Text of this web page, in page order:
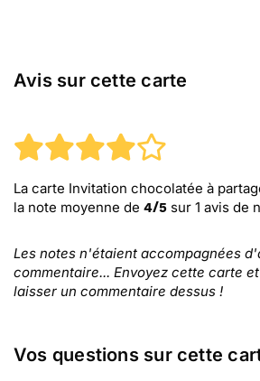
Avis sur cette carte
La carte Invitation chocolatée à
la note moyenne de 4/5 sur 1 avis de
Les notes n'étaient accompagnées
commentaire... Envoyez cette carte
laisser un commentaire dessus !
Vos questions sur cette